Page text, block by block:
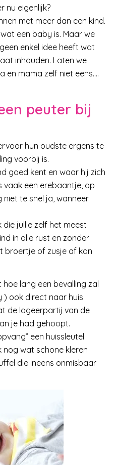
nu eigenlijk?
met meer dan een kind.
een baby is. Maar we
enkel idee heeft wat
inhouden. Laten we
en mama zelf niet eens….
peuter bij
hun oudste ergens te
voorbij is.
goed kent en waar hij zich
vaak een erebaantje, op
niet te snel ja, wanneer
jullie zelf het meest
in alle rust en zonder
broertje of zusje af kan
lang een bevalling zal
) ook direct naar huis
de logeerpartij van de
je had gehoopt.
een huissleutel
nog wat schone kleren
die ineens onmisbaar